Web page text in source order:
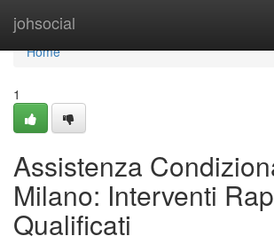
johsocial
Home
Home
1
Assistenza
Milano: Interventi
Qualificati